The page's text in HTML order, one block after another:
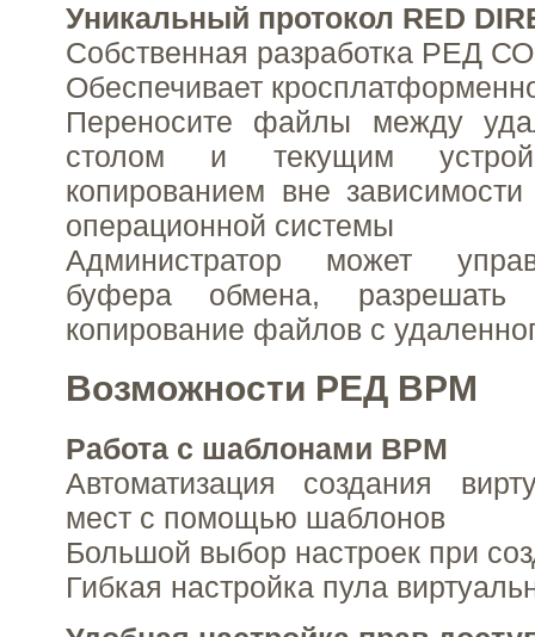
Уникальный протокол RED
Собственная разработка РЕД
Обеспечивает
Переносите файлы между
столом и текущим
копированием вне
операционной системы
Администратор может
буфера обмена, разрешать
копирование файлов с
Возможности РЕД ВРМ
Работа с шаблонами ВРМ
Автоматизация создания
мест с помощью шаблонов
Большой выбор настроек при
Гибкая настройка пула